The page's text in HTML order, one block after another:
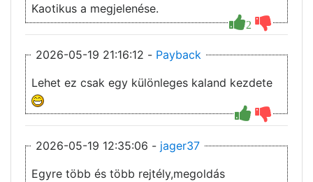
2
Kaotikus a megjelenése.
2026-05-19 21:16:12 - Payback
Lehet ez csak egy különleges kaland kezdete
2026-05-19 12:35:06 - jager37
Egyre több és több rejtély,megoldás